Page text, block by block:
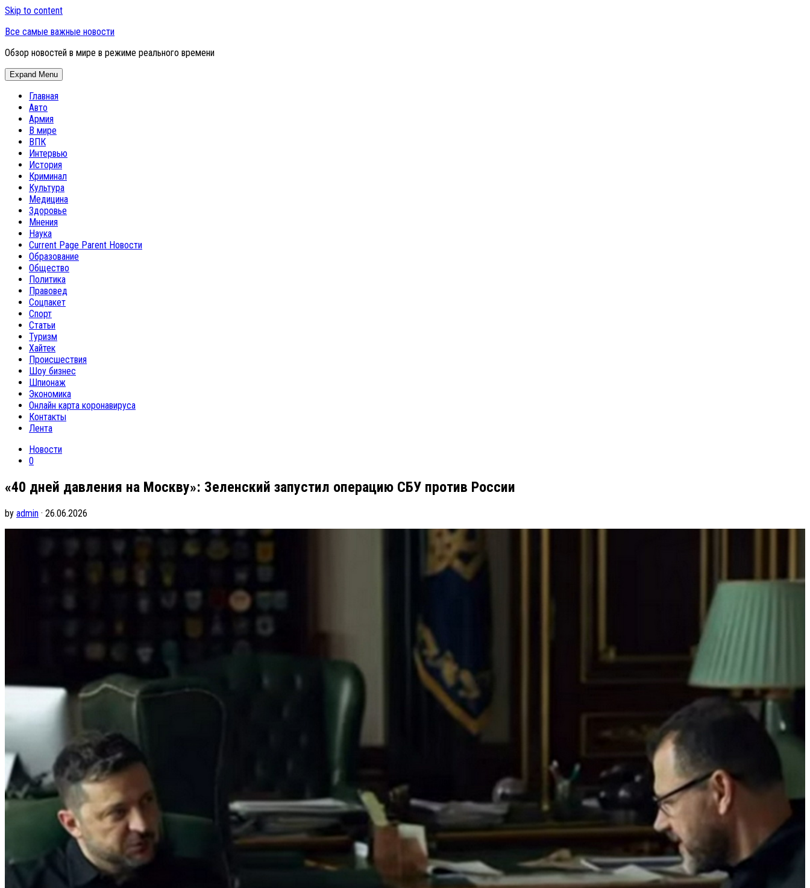
Skip to content
Все самые важные новости
Обзор новостей в мире в режиме реального времени
Expand Menu
Главная
Авто
Армия
В мире
ВПК
Интервью
История
Криминал
Культура
Медицина
Здоровье
Мнения
Наука
Current Page Parent Новости
Образование
Общество
Политика
Правовед
Соцпакет
Спорт
Статьи
Туризм
Хайтек
Происшествия
Шоу бизнес
Шпионаж
Экономика
Онлайн карта коронавируса
Контакты
Лента
Новости
0
«40 дней давления на Москву»: Зеленский запустил операцию СБУ против России
by admin · 26.06.2026